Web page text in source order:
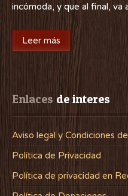
incómoda, y que al final, va
Leer más
Enlaces de interes
Aviso legal y Condiciones
Política de Privacidad
Política de privacidad en